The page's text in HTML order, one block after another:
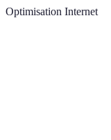
Optimisation Internet